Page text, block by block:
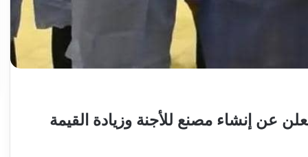
يعلن عن إنشاء مصنع للأجنة وزيادة القيمة
يكتب: مشاكل
مرتقبة..
السوداني
بيوغندا..
تفاصيل
مثيرة
2026-04-07
إعتداء على ناشطة بحزب المؤتمر
السوداني بيوغندا.. تفاصيل مثيرة